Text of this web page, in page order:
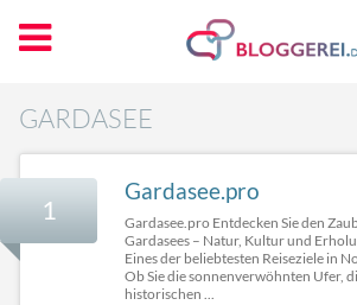
GARDASEE
1
Gardasee.pro
Gardasee.pro Entdecken Sie den
Gardasees – Natur, Kultur und
Eines der beliebtesten Reiseziele in
Ob Sie die sonnenverwöhnten Ufer,
historischen ...